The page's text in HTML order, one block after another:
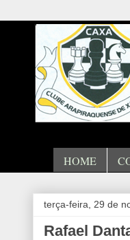
HOME
terça-feira, 29 de
Rafael